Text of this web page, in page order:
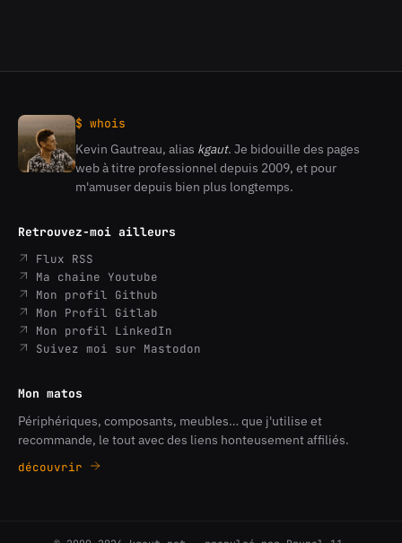
$ whois
Kevin
Gautreau
Kevin Gautreau, alias kgaut. Je bidouille des pages
web à titre professionnel depuis 2009, et pour
m'amuser depuis bien plus longtemps.
Retrouvez-moi ailleurs
Flux RSS
Ma chaine Youtube
Mon profil Github
Mon Profil Gitlab
Mon profil LinkedIn
Suivez moi sur Mastodon
Mon matos
Périphériques, composants, meubles… que j'utilise et
recommande, le tout avec des liens honteusement affiliés.
découvrir